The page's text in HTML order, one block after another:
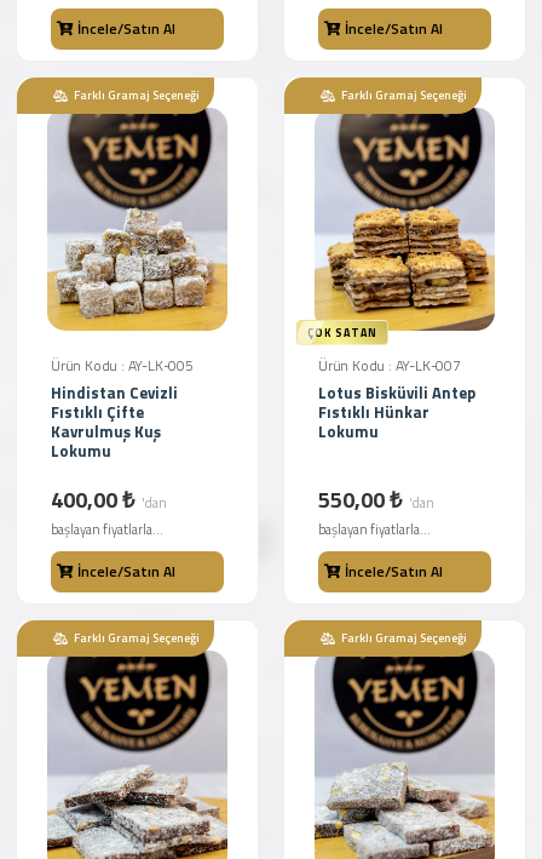
İncele/Satın Al İncele/Satın Al
Farklı Gramaj Seçeneği
Ürün Kodu : AY-LK-005
Hindistan Cevizli
Fıstıklı Çifte
Kavrulmuş Kuş
Lokumu
400,00 ₺ 'dan
başlayan fiyatlarla...
İncele/Satın Al
ÇOK SATAN
Farklı Gramaj Seçeneği
Ürün Kodu : AY-LK-007
Lotus Bisküvili Antep
Fıstıklı Hünkar
Lokumu
550,00 ₺ 'dan
başlayan fiyatlarla...
İncele/Satın Al
Farklı Gramaj Seçeneği Farklı Gramaj Seçeneği